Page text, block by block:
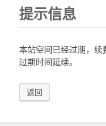
提示信息
本站空间已经过期，续
过期时间延续。
返回